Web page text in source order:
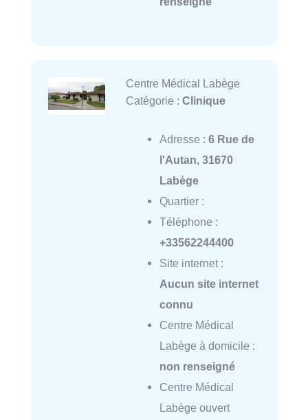
Centre Médical Labège
Catégorie : Clinique
Adresse : 6 Rue de
l'Autan, 31670
Labège
Quartier :
Téléphone :
+33562244400
Site internet :
Aucun site internet
connu
Centre Médical
Labège à domicile :
non renseigné
Centre Médical
Labège ouvert